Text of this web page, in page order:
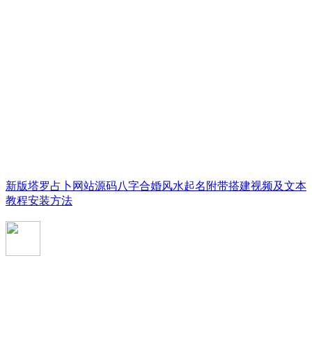
新版塔罗占卜网站源码八字合婚风水起名附带搭建视频及文本
教程安装方法